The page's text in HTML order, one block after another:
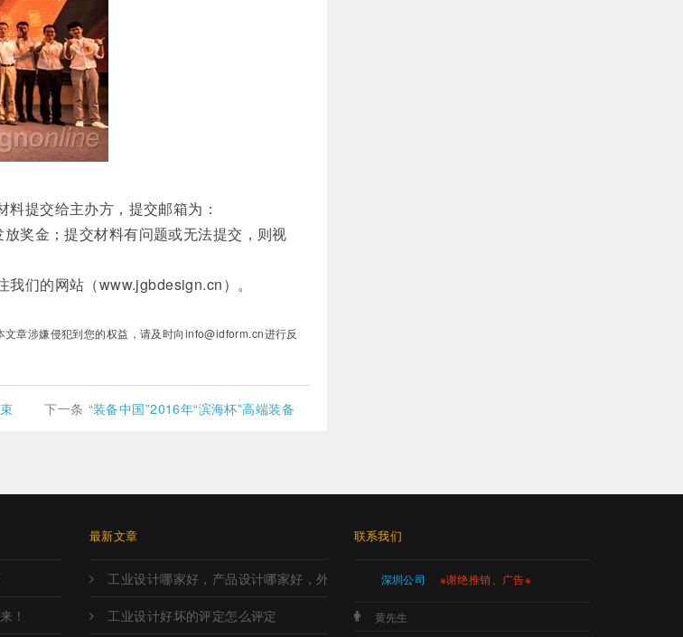
提交给主办方，提交邮箱为：
奖金；提交材料有问题或无法提交，则视
们的网站（www.jgbdesign.cn）。
章涉嫌侵犯到您的权益，请及时向info@idform.cn进行反
下一条 “装备中国”2016年“滨海杯”高端装备
！
最新文章
工业设计哪家好，产品设计哪家好，外观设计哪家好，工业设计哪里强，产品设计哪家强?
工业设计好坏的评定怎么评定
联系我们
深圳公司 ※谢绝推销、广告※
黄先生